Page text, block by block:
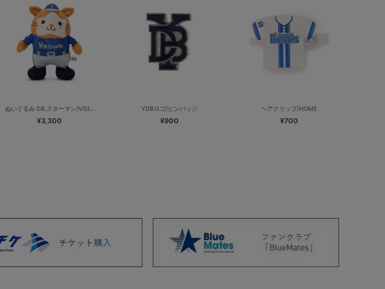
ぬいぐるみ DB.スターマン/VISI...
¥3,300
YDBロゴ/ピンバッジ
¥900
ヘアクリップ/HOME
¥700